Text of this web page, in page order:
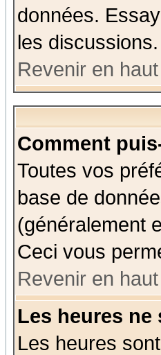
données.
les discussions.
Revenir en
Comment
Toutes vos
base de
(généralement
Ceci vous
Revenir en
Les heures
Les heures